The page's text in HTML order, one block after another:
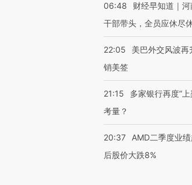
06:48
财经早知道｜
干部带头，全员应休尽
22:05
美巴外交风波
销美签
21:15
多家银行再度“
考量？
20:37
AMD二季度业
后股价大跌8%